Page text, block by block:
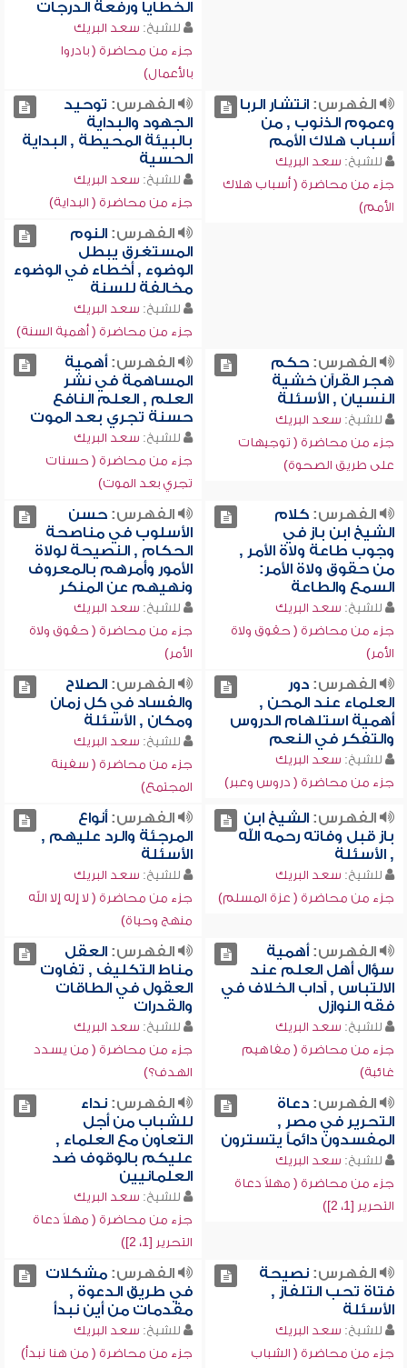
الخطايا ورفعة الدرجات
للشيخ: سعد البريك
جزء من محاضرة ( بادروا
بالأعمال)
الفهرس:انتشار الربا
وعموم الذنوب , من
أسباب هلاك الأمم
للشيخ: سعد البريك
جزء من محاضرة ( أسباب هلاك
الأمم)
الفهرس: توحيد
الجهود والبداية
بالبيئة المحيطة , البداية
الحسية
للشيخ: سعد البريك
جزء من محاضرة ( البداية)
الفهرس:النوم
المستغرق يبطل
الوضوء , أخطاء في الوضوء
مخالفة للسنة
للشيخ: سعد البريك
جزء من محاضرة ( أهمية السنة)
الفهرس:حكم
هجر القرآن خشية
النسيان , الأسئلة
للشيخ: سعد البريك
جزء من محاضرة ( توجيهات
على طريق الصحوة)
الفهرس:أهمية
المساهمة في نشر
العلم , العلم النافع
حسنة تجري بعد الموت
للشيخ: سعد البريك
جزء من محاضرة ( حسنات
تجري بعد الموت)
الفهرس:كلام
الشيخ ابن باز في
وجوب طاعة ولاة الأمر ,
من حقوق ولاة الأمر:
السمع والطاعة
للشيخ: سعد البريك
جزء من محاضرة ( حقوق ولاة
الأمر)
الفهرس:حسن
الأسلوب في مناصحة
الحكام , النصيحة لولاة
الأمور وأمرهم بالمعروف
ونهيهم عن المنكر
للشيخ: سعد البريك
جزء من محاضرة ( حقوق ولاة
الأمر)
الفهرس:دور
العلماء عند المحن ,
أهمية استلهام الدروس
والتفكر في النعم
للشيخ: سعد البريك
جزء من محاضرة ( دروس وعبر)
الفهرس:الصلاح
والفساد في كل زمان
ومكان , الأسئلة
للشيخ: سعد البريك
جزء من محاضرة ( سفينة
المجتمع)
الفهرس:الشيخ ابن
باز قبل وفاته رحمه الله
, الأسئلة
للشيخ: سعد البريك
جزء من محاضرة ( عزة المسلم)
الفهرس:أنواع
المرجئة والرد عليهم ,
الأسئلة
للشيخ: سعد البريك
جزء من محاضرة ( لا إله إلا الله
منهج وحياة)
الفهرس:أهمية
سؤال أهل العلم عند
الالتباس , آداب الخلاف في
فقه النوازل
للشيخ: سعد البريك
جزء من محاضرة ( مفاهيم
غائبة)
الفهرس:العقل
مناط التكليف , تفاوت
العقول في الطاقات
والقدرات
للشيخ: سعد البريك
جزء من محاضرة ( من يسدد
الهدف؟)
الفهرس:دعاة
التحرير في مصر ,
المفسدون دائماً يتسترون
للشيخ: سعد البريك
جزء من محاضرة ( مهلاً دعاة
التحرير [1، 2])
الفهرس:نداء
للشباب من أجل
التعاون مع العلماء ,
عليكم بالوقوف ضد
العلمانيين
للشيخ: سعد البريك
جزء من محاضرة ( مهلاً دعاة
التحرير [1، 2])
الفهرس:نصيحة
فتاة تحب التلفاز ,
الأسئلة
للشيخ: سعد البريك
جزء من محاضرة ( الشباب
الفهرس:مشكلات
في طريق الدعوة ,
مقدمات من أين نبدأ
للشيخ: سعد البريك
جزء من محاضرة ( من هنا نبدأ)